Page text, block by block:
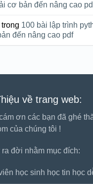
cơ bản đến nâng cao
100 bài lập trình
đến nâng cao pdf
về trang web:
ơn các bạn đã ghé
của chúng tôi !
đời nhằm mục đích:
học sinh học tin học